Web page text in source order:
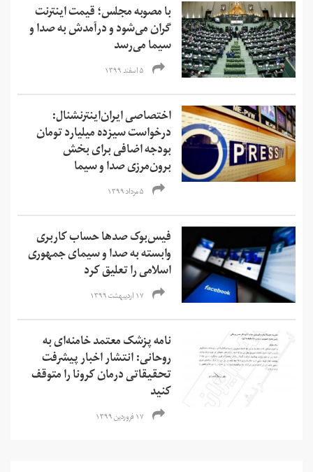
با مصوبه مجلس؛ قیمت اینترنت
گران می‌شود و درآمدش به صدا و
سیما می‌رسد
۵ اسفند ۱۳۹۹
اختصاصی ایران‌اینترنشنال:
درخواست سیزده میلیارد تومان
بودجه اضافی برای بخش
برون‌مرزی صدا و سیما
۵ مرداد ۱۳۹۹
فیس‌بوک صدها حساب کاربری
وابسته به صدا و سیمای جمهوری
اسلامی را تعلیق کرد
۱۷ اردیبهشت ۱۳۹۹
نامه پزشک معتمد خامنه‌ای به
روحانی: انتشار اخبار پیشرفت
تحقیقاتی درمان کرونا را متوقف
کنید
۱۷ فروردین ۱۳۹۹